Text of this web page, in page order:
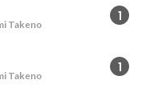
1
Takeno
1
Takeno